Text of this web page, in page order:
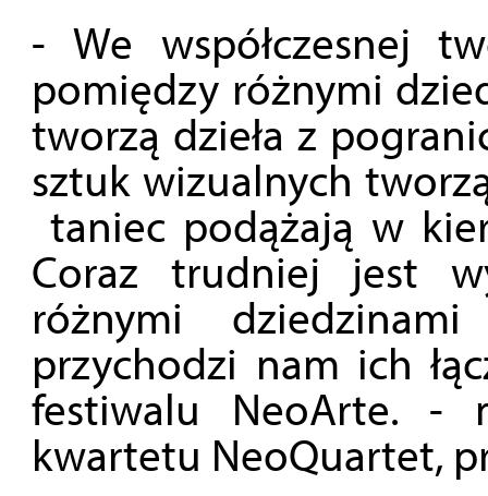
- We współczesnej
pomiędzy różnymi
tworzą dzieła z
sztuk wizualnych
taniec podążają w
Coraz trudniej jest
różnymi
przychodzi nam ich
festiwalu NeoArte. -
kwartetu NeoQuartet,